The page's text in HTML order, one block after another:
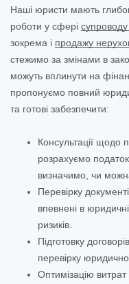
Наші юристи мають
роботи у сфері
зокрема і продажу
стежимо за змінами в
можуть вплинути на
пропонуємо повний
та готові забезпечити:
Консультації щодо
розрахуємо
визначимо, чи
Перевірку
впевнені в
ризиків.
Підготовку
перевірку
Оптимізацію